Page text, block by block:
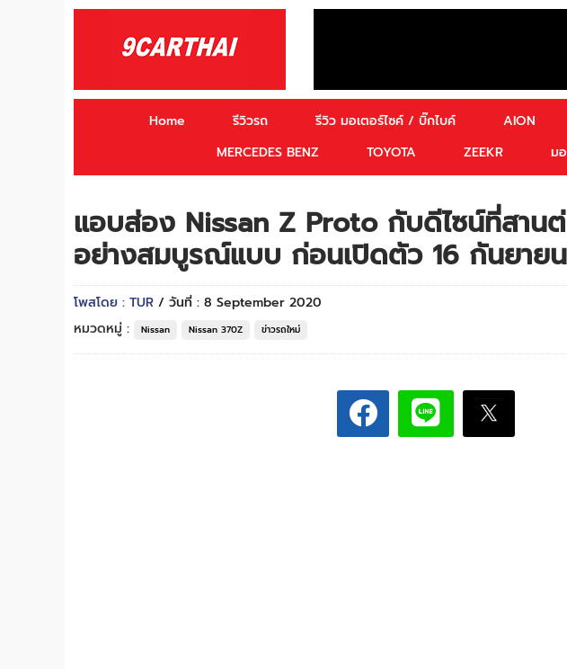
Home รีวิวรถ รีวิว มอเตอร์ไซค์ / บิ๊กไบค์ AION
MERCEDES BENZ
TOYOTA ZEEKR ม
แอบส่อง Nissan Z Proto กับดีไซน์ที่สาน
อย่างสมบูรณ์แบบ ก่อนเปิดตัว 16 กันยาย
โพสโดย : TUR / วันที่ : 8 September 2020
หมวดหมู่ :
Nissan Nissan 370Z ข่าวรถใหม่